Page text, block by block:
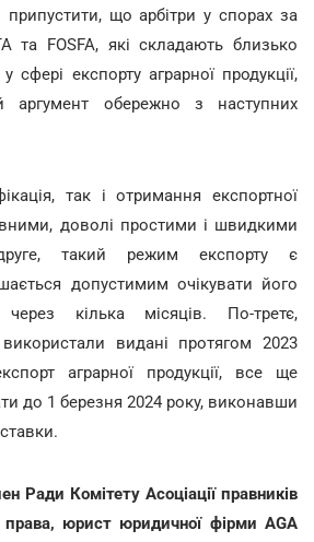
що арбітри у спорах за
та FOSFA, які складають близько
сфері експорту аграрної продукції,
аргумент обережно з наступних
так і отримання експортної
доволі простими і швидкими
такий режим експорту є
допустимим очікувати його
через кілька місяців. По-третє,
видані протягом 2023
аграрної продукції, все ще
до 1 березня 2024 року, виконавши
Ради Комітету Асоціації правників
права, юрист юридичної фірми AGA